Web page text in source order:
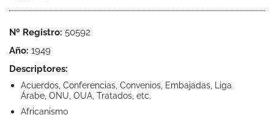
Nº Registro: 50592
Año: 1949
Descriptores:
Acuerdos, Conferencias, Convenios, Embajadas, Liga
Árabe, ONU, OUA, Tratados, etc.
Africanismo